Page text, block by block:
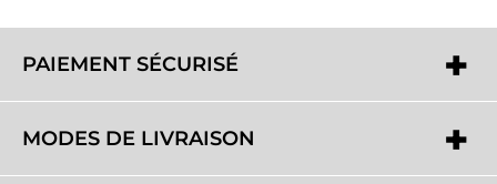
PAIEMENT SÉCURISÉ
MODES DE LIVRAISON